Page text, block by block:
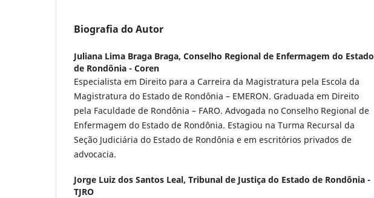
Biografia do Autor
Juliana Lima Braga Braga, Conselho Regional de Enfermagem do Estado
de Rondônia - Coren
Especialista em Direito para a Carreira da Magistratura pela Escola da
Magistratura do Estado de Rondônia – EMERON. Graduada em Direito
pela Faculdade de Rondônia – FARO. Advogada no Conselho Regional de
Enfermagem do Estado de Rondônia. Estagiou na Turma Recursal da
Seção Judiciária do Estado de Rondônia e em escritórios privados de
advocacia.
Jorge Luiz dos Santos Leal, Tribunal de Justiça do Estado de Rondônia -
TJRO